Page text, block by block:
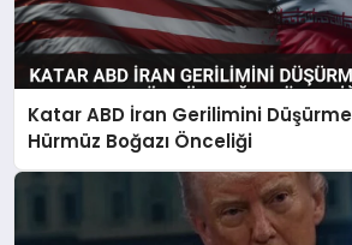
Katar ABD İran Gerilimini
Hürmüz Boğazı Önceliği